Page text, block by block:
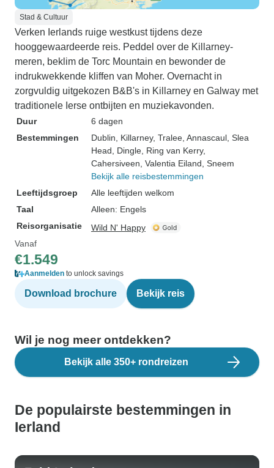
Stad & Cultuur
Verken Ierlands ruige westkust tijdens deze
hooggewaardeerde reis. Peddel over de Killarney-
meren, beklim de Torc Mountain en bewonder de
indrukwekkende kliffen van Moher. Overnacht in
zorgvuldig uitgekozen B&B's in Killarney en Galway met
traditionele Ierse ontbijten en muziekavonden.
Duur
6 dagen
Bestemmingen
Dublin , Killarney, Tralee , Annascaul , Slea
Head , Dingle , Ring van Kerry,
Cahersiveen , Valentia Eiland , Sneem
Bekijk alle reisbestemmingen
Leeftijdsgroep
Alle leeftijden welkom
Taal
Alleen: Engels
Reisorganisatie
Wild N' Happy
Vanaf
€1.549
Aanmelden to unlock savings
Download brochure Bekijk reis
Wil je nog meer ontdekken?
Bekijk alle 350+ rondreizen
De populairste bestemmingen in
Ierland